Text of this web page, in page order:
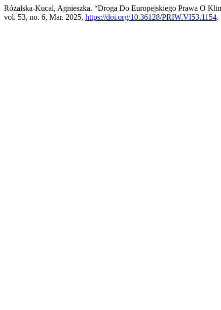
Różalska-Kucal, Agnieszka. “Droga Do Europejskiego Prawa O
vol. 53, no. 6, Mar. 2025, https://doi.org/10.36128/PRIW.VI53.1154.